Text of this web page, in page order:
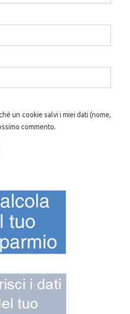
un cookie salvi i miei dati (nome,
commento.